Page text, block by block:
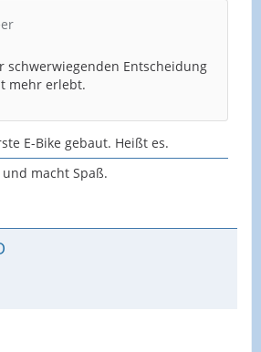
schwerwiegenden Entscheidung
mehr erlebt.
E-Bike gebaut. Heißt es.
macht Spaß.